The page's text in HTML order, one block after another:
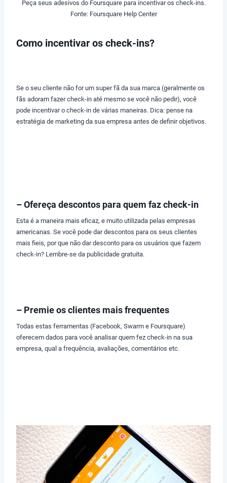
Peça seus adesivos do Foursquare para incentivar os check-ins.
Fonte: Foursquare Help Center
Como incentivar os check-ins?
Se o seu cliente não for um super fã da sua marca (geralmente os
fãs adoram fazer check-in até mesmo se você não pedir), você
pode incentivar o check-in de várias maneiras. Dica: pense na
estratégia de marketing da sua empresa antes de definir objetivos.
– Ofereça descontos para quem faz check-in
Esta é a maneira mais eficaz, e muito utilizada pelas empresas
americanas. Se você pode dar descontos para os seus clientes
mais fieis, por que não dar desconto para os usuários que fazem
check-in? Lembre-se da publicidade gratuita.
– Premie os clientes mais frequentes
Todas estas ferramentas (Facebook, Swarm e Foursquare)
oferecem dados para você analisar quem fez check-in na sua
empresa, qual a frequência, avaliações, comentários etc.